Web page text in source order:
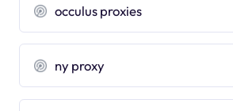
occulus proxies
ny proxy